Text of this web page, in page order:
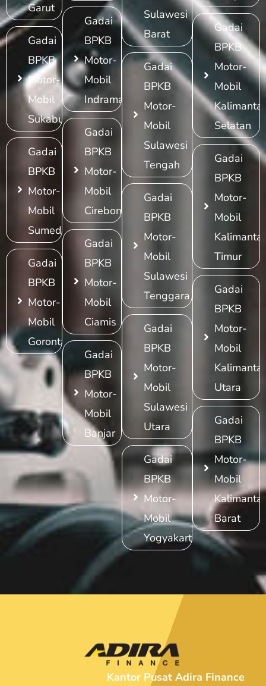
Garut
Gadai
BPKB
Motor-
Mobil
Sukabumi
Gadai
BPKB
Motor-
Mobil
Sumedang
Gadai
BPKB
Motor-
Mobil
Gorontalo
Gadai
BPKB
Motor-
Mobil
Indramayu
Gadai
BPKB
Motor-
Mobil
Cirebon
Gadai
BPKB
Motor-
Mobil
Ciamis
Gadai
BPKB
Motor-
Mobil
Banjar
Sulawesi
Barat
Gadai
BPKB
Motor-
Mobil
Sulawesi
Tengah
Gadai
BPKB
Motor-
Mobil
Sulawesi
Tenggara
Gadai
BPKB
Motor-
Mobil
Sulawesi
Utara
Gadai
BPKB
Motor-
Mobil
Yogyakarta
Gadai
BPKB
Motor-
Mobil
Selatan
Gadai
BPKB
Motor-
Mobil
Timur
Gadai
BPKB
Motor-
Mobil
Utara
Gadai
BPKB
Motor-
Mobil
Barat
Kantor Pusat Adira Finance